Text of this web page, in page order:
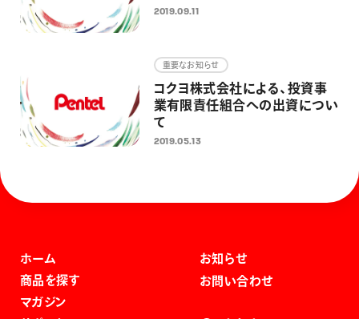
2019.09.11
重要なお知らせ
コクヨ株式会社による、投資事
業有限責任組合への出資につい
て
2019.05.13
ホーム
商品を探す
マガジン
お知らせ
お問い合わせ